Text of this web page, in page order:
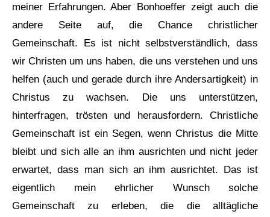
meiner Erfahrungen. Aber Bonhoeffer zeigt auch die
andere Seite auf, die Chance christlicher
Gemeinschaft. Es ist nicht selbstverständlich, dass
wir Christen um uns haben, die uns verstehen und uns
helfen (auch und gerade durch ihre Andersartigkeit) in
Christus zu wachsen. Die uns unterstützen,
hinterfragen, trösten und herausfordern. Christliche
Gemeinschaft ist ein Segen, wenn Christus die Mitte
bleibt und sich alle an ihm ausrichten und nicht jeder
erwartet, dass man sich an ihm ausrichtet. Das ist
eigentlich mein ehrlicher Wunsch solche
Gemeinschaft zu erleben, die die alltägliche